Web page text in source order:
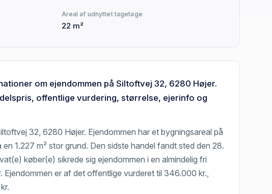
Areal af udnyttet tagetage
22 m²
om ejendommen på Siltoftvej 32, 6280 Højer.
offentlige vurdering, størrelse, ejerinfo og
32, 6280 Højer. Ejendommen har et bygningsareal på
1.227 m² stor grund. Den sidste handel fandt sted den 28.
køber(e) sikrede sig ejendommen i en almindelig fri
er af det offentlige vurderet til 346.000 kr.,